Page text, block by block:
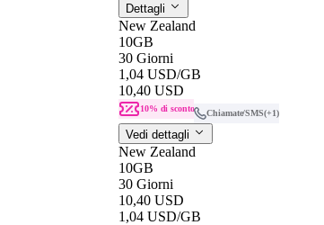
Dettagli
New Zealand
10GB
30 Giorni
1,04 USD/GB
10,40 USD
10% di sconto Chiamate/SMS(+1)
Vedi dettagli
New Zealand
10GB
30 Giorni
10,40 USD
1,04 USD/GB